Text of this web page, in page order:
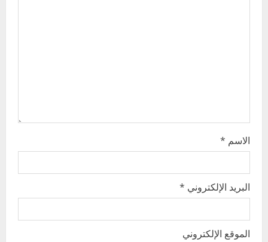
الاسم *
البريد الإلكتروني *
الموقع الإلكتروني